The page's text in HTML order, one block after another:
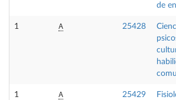
de
1 A 25428
1 A 25429